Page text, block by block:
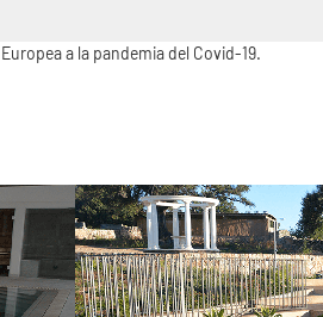
a la pandemia del Covid-19.